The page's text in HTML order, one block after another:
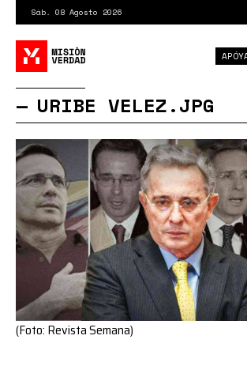
contenido
principal
Sáb. 08 Agosto 2026
URIBE VELEZ.JPG
(Foto: Revista Semana)